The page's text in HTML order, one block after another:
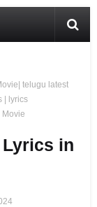
telugu latest
| lyrics
Movie
Lyrics in